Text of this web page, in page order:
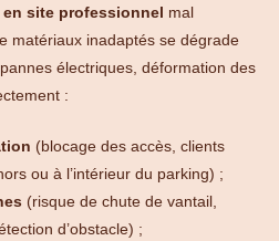
site professionnel mal
matériaux inadaptés se dégrade
électriques, déformation des
:
(blocage des accès, clients
ou à l’intérieur du parking) ;
(risque de chute de vantail,
d’obstacle) ;